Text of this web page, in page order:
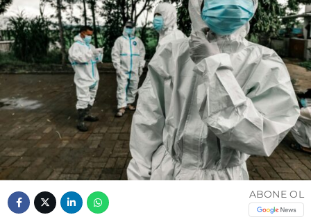
ABONE OL